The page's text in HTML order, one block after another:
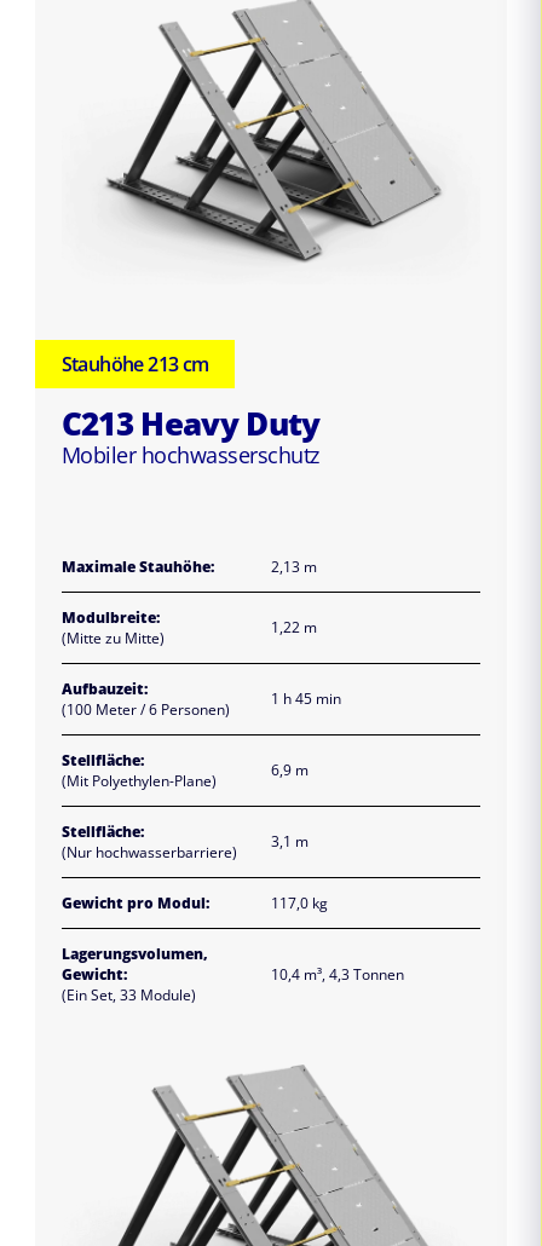
Stauhöhe 213 cm
C213 Heavy Duty
Mobiler hochwasserschutz
Maximale Stauhöhe: 2,13 m
Modulbreite:
(Mitte zu Mitte)
1,22 m
Aufbauzeit:
(100 Meter / 6 Personen)
1 h 45 min
Stellfläche:
(Mit Polyethylen-Plane)
6,9 m
Stellfläche:
(Nur hochwasserbarriere)
3,1 m
Gewicht pro Modul: 117,0 kg
Lagerungsvolumen,
Gewicht:
(Ein Set, 33 Module)
10,4 m³, 4,3 Tonnen